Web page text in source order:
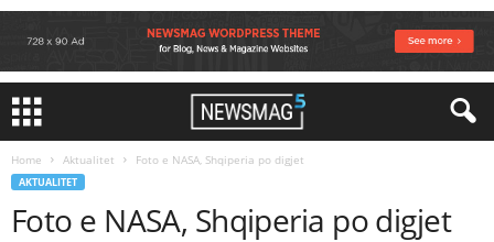
Home Aktualitet Foto e NASA, Shqiperia po digjet
AKTUALITET
Foto e NASA, Shqiperia po digjet